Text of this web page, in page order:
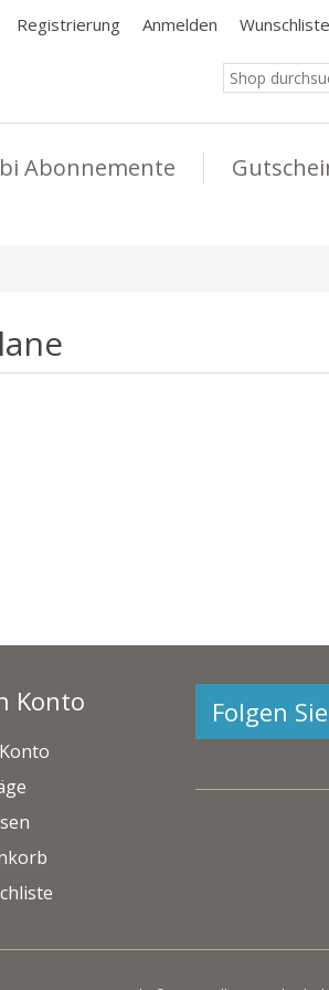
Registrierung Anmelden Wunschliste
Abonnemente
Konto Folgen